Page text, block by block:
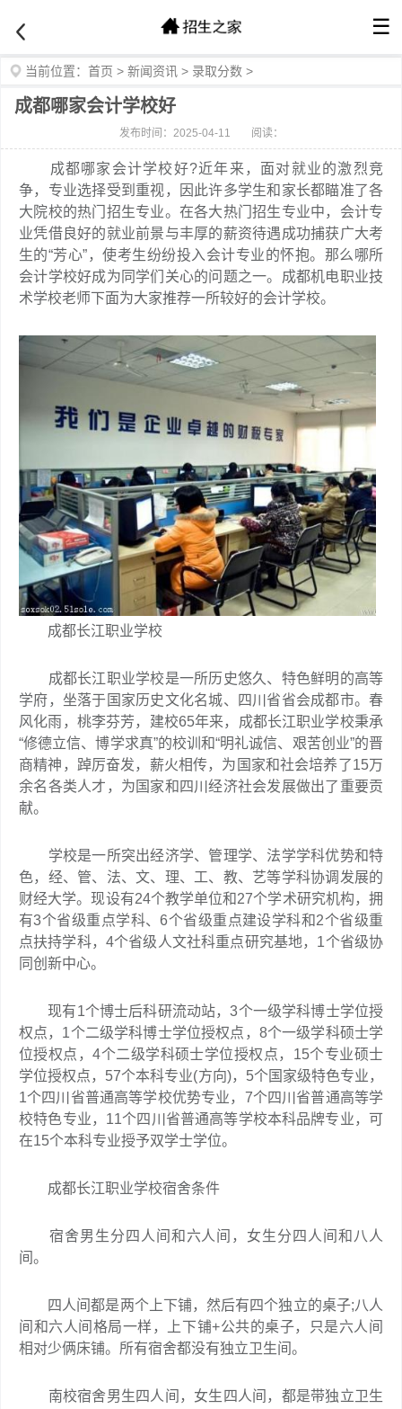
☰
当前位置： 首页 > 新闻资讯 > 录取分数 >
成都哪家会计学校好
发布时间：2025-04-11 阅读：
成都哪家会计学校好?近年来，面对就业的激烈竞
争，专业选择受到重视，因此许多学生和家长都瞄准了各
大院校的热门招生专业。在各大热门招生专业中，会计专
业凭借良好的就业前景与丰厚的薪资待遇成功捕获广大考
生的“芳心”，使考生纷纷投入会计专业的怀抱。那么哪所
会计学校好成为同学们关心的问题之一。成都机电职业技
术学校老师下面为大家推荐一所较好的会计学校。
成都长江职业学校
成都长江职业学校是一所历史悠久、特色鲜明的高等
学府，坐落于国家历史文化名城、四川省省会成都市。春
风化雨，桃李芬芳，建校65年来，成都长江职业学校秉承
“修德立信、博学求真”的校训和“明礼诚信、艰苦创业”的晋
商精神，踔厉奋发，薪火相传，为国家和社会培养了15万
余名各类人才，为国家和四川经济社会发展做出了重要贡
献。
学校是一所突出经济学、管理学、法学学科优势和特
色，经、管、法、文、理、工、教、艺等学科协调发展的
财经大学。现设有24个教学单位和27个学术研究机构，拥
有3个省级重点学科、6个省级重点建设学科和2个省级重
点扶持学科，4个省级人文社科重点研究基地，1个省级协
同创新中心。
现有1个博士后科研流动站，3个一级学科博士学位授
权点，1个二级学科博士学位授权点，8个一级学科硕士学
位授权点，4个二级学科硕士学位授权点，15个专业硕士
学位授权点，57个本科专业(方向)，5个国家级特色专业，
1个四川省普通高等学校优势专业，7个四川省普通高等学
校特色专业，11个四川省普通高等学校本科品牌专业，可
在15个本科专业授予双学士学位。
成都长江职业学校宿舍条件
宿舍男生分四人间和六人间，女生分四人间和八人
间。
四人间都是两个上下铺，然后有四个独立的桌子;八人
间和六人间格局一样，上下铺+公共的桌子，只是六人间
相对少俩床铺。所有宿舍都没有独立卫生间。
南校宿舍男生四人间，女生四人间，都是带独立卫生